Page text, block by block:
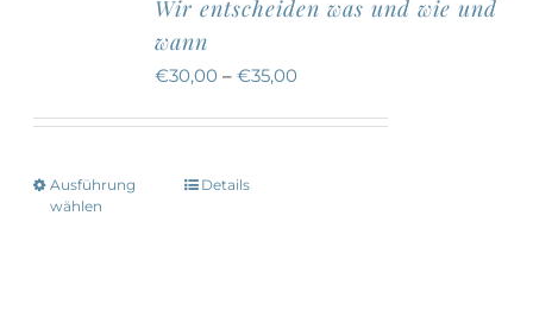
Wir entscheiden was und wie und
wann
€30,00 –€35,00
Ausführung
wählen
Dieses
Details